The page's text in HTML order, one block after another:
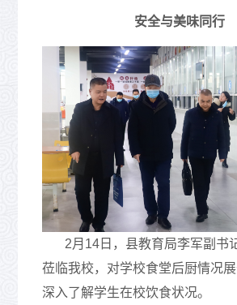
安全与美味同行
2月14日，县教育局李军副书
莅临我校，对学校食堂后厨情况展
深入了解学生在校饮食状况。